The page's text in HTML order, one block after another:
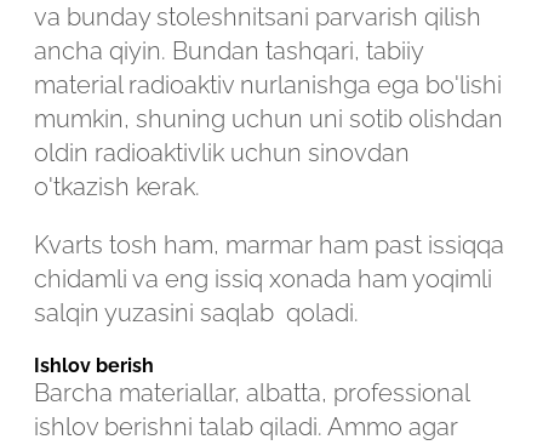
va bunday stoleshnitsani parvarish qilish
ancha qiyin. Bundan tashqari, tabiiy
material radioaktiv nurlanishga ega bo'lishi
mumkin, shuning uchun uni sotib olishdan
oldin radioaktivlik uchun sinovdan
o'tkazish kerak.
Kvarts tosh ham, marmar ham past issiqqa
chidamli va eng issiq xonada ham yoqimli
salqin yuzasini saqlab qoladi.
Ishlov berish
Barcha materiallar, albatta, professional
ishlov berishni talab qiladi. Ammo agar